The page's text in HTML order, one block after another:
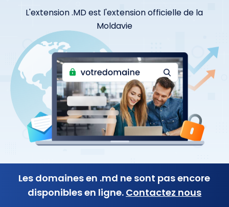
L'extension .MD est l'extension officielle de la
Moldavie
Les domaines en .md ne sont pas encore
disponibles en ligne. Contactez nous